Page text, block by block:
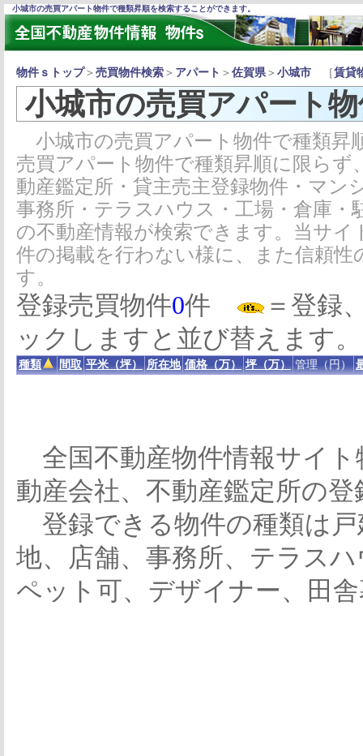
小城市の売買アパート物件で種類昇順を検索することができます。
物件ｓトップ＞ 売買物件検索 ＞ アパート ＞ 佐賀県＞ 小城市 ［賃貸
小城市の売買アパート
小城市の売買アパート物件で種類昇
売買アパート物件で種類昇順に限らず
動産鑑定所・貸主売主登録物件・マン
事務所・テラスハウス・工場・倉庫
の不動産情報が検索できます。当サ
件の掲載を行わない様に、また信頼
す。
登録売買物件0件
＝登録
ックしますと並び替えます。
種類 間取 平米（坪） 所在地 価格（万） 坪（万） 管理（円）
全国不動産物件情報サイト
動産会社、不動産鑑定所の
登録できる物件の種類は
地、店舗、事務所、テラス
ペット可、デザイナー、田